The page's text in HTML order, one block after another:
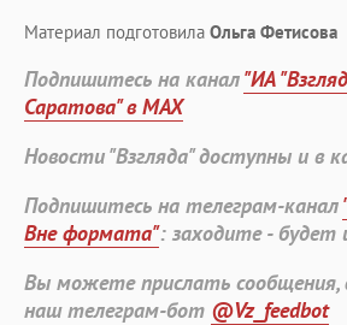
Материал подготовила Ольга Фетисова
Подпишитесь на канал"ИА
Саратова" в MAX
Новости "Взгляда" доступны и в
Подпишитесь на телеграм-канал
Вне формата": заходите - будет
Вы можете прислать сообщения,
наш телеграм-бот @Vz_feedbot